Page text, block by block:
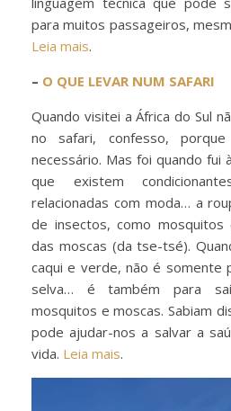
para muitos passageiros,
Leia mais.
– O QUE LEVAR NUM SAFARI
Quando visitei a África do Sul
no safari, confesso,
necessário. Mas foi quando fui
que existem
relacionadas com moda… a
de insectos, como mosquitos
das moscas (da tse-tsé).
caqui e verde, não é somente
selva… é também para
mosquitos e moscas. Sabiam
pode ajudar-nos a salvar a
vida. Leia mais.